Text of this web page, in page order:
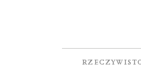
dziennikarz.